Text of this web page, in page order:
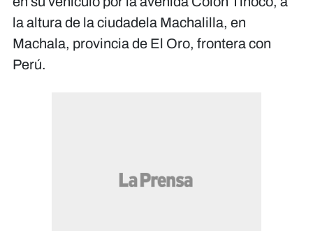
la altura de la ciudadela Machalilla, en
Machala, provincia de El Oro, frontera con
Perú.